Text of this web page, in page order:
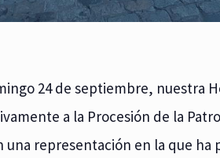
24 de septiembre, nuestra
a la Procesión de la
una representación en la que